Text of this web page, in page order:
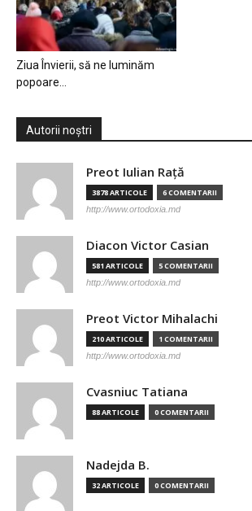
Ziua Învierii, să ne luminăm
popoare…
Autorii noștri
Preot Iulian Raţă
3878 ARTICOLE 6 COMENTARII
http://www.ortodoxia.md
Diacon Victor Casian
581 ARTICOLE 5 COMENTARII
http://www.ortodoxia.md
Preot Victor Mihalachi
210 ARTICOLE 1 COMENTARII
http://www.ortodoxia.md
Cvasniuc Tatiana
88 ARTICOLE 0 COMENTARII
Nadejda B.
32 ARTICOLE 0 COMENTARII